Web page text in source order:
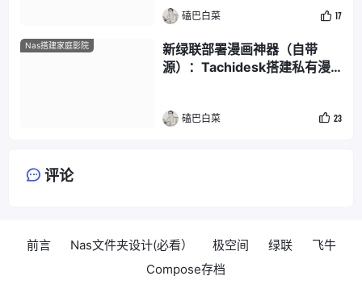
磕巴白菜 17
Nas搭建家庭影院
新绿联部署漫画神器（自带
源）：Tachidesk搭建私有漫
磕巴白菜 23
评论
前言 Nas文件夹设计(必看） 极空间 绿联
飞牛
Compose存档